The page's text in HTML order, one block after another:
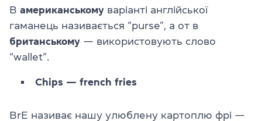
В американському варіанті англійської
гаманець називається “purse”, а от в
британському — використовують слово
“wallet”.
Chips — french fries
BrE називає нашу улюблену картоплю фрі —